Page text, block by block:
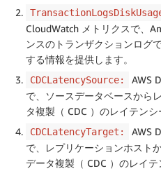
CloudWatch メトリクスで、
ンスのトランザクションログ
する情報を提供します。
CDCLatencySource:
AWS
で、ソースデータベースから
タ複製（ CDC ）のレイテン
CDCLatencyTarget:
AWS
で、レプリケーションホスト
データ複製（ CDC ）のレイ